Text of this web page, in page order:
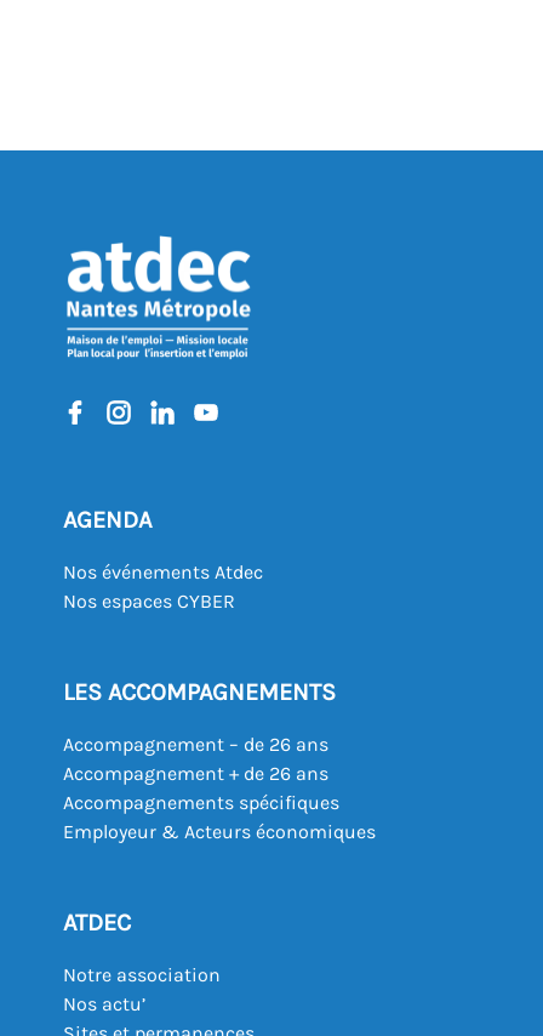
AGENDA
Nos événements Atdec
Nos espaces CYBER
LES ACCOMPAGNEMENTS
Accompagnement – de 26 ans
Accompagnement + de 26 ans
Accompagnements spécifiques
Employeur & Acteurs économiques
ATDEC
Notre association
Nos actu’